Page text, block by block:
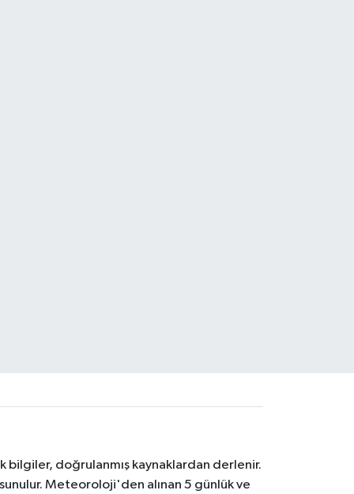
bilgiler, doğrulanmış kaynaklardan derlenir.
Meteoroloji'den alınan 5 günlük ve